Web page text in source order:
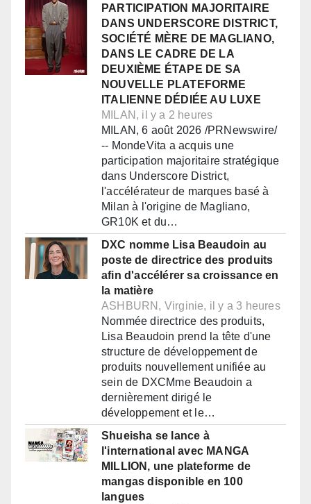
PARTICIPATION MAJORITAIRE
DANS UNDERSCORE DISTRICT,
SOCIÉTÉ MÈRE DE MAGLIANO,
DANS LE CADRE DE LA
DEUXIÈME ÉTAPE DE SA
NOUVELLE PLATEFORME
ITALIENNE DÉDIÉE AU LUXE
MILAN, il y a 2 heures
MILAN, 6 août 2026 /PRNewswire/
-- MondeVita a acquis une
participation majoritaire stratégique
dans Underscore District,
l'accélérateur de marques basé à
Milan à l'origine de Magliano,
GR10K et du…
DXC nomme Lisa Beaudoin au
poste de directrice des produits
afin d'accélérer sa croissance en
la matière
ASHBURN, Virginie, il y a 3 heures
Nommée directrice des produits,
Lisa Beaudoin prend la tête d'une
structure de développement de
produits nouvellement unifiée au
sein de DXCMme Beaudoin a
dernièrement dirigé le
développement et le…
Shueisha se lance à
l'international avec MANGA
MILLION, une plateforme de
mangas disponible en 100
langues